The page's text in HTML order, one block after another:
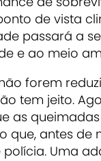
de vista
passará a
e ao meio
forem
tem jeito.
as
que, antes de
Uma